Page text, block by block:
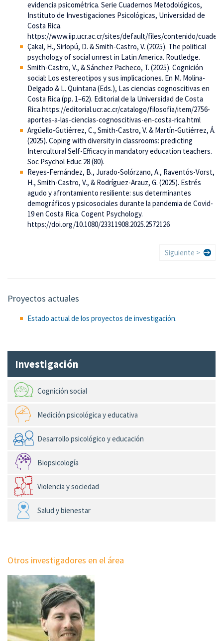
evidencia psicométrica. Serie Cuadernos Metodológicos,
Instituto de Investigaciones Psicológicas, Universidad de
Costa Rica.
https://www.iip.ucr.ac.cr/sites/default/files/contenido/
Çakal, H., Sirlopú, D. & Smith-Castro, V. (2025). The political
psychology of social unrest in Latin America. Routledge.
Smith-Castro, V., & Sánchez Pacheco, T. (2025). Cognición
social: Los estereotipos y sus implicaciones. En M. Molina-
Delgado & L. Quintana (Eds.), Las ciencias cognoscitivas en
Costa Rica (pp. 1–62). Editorial de la Universidad de Costa
Rica.https://editorial.ucr.ac.cr/catalogo/filosofia/item/2756-
aportes-a-las-ciencias-cognoscitivas-en-costa-rica.html
Argüello-Gutiérrez, C., Smith-Castro, V. & Martín-Gutiérrez, Á.
(2025). Coping with diversity in classrooms: predicting
Intercultural Self-Efficacy in mandatory education teachers.
Soc Psychol Educ 28 (80).
Reyes-Fernández, B., Jurado-Solórzano, A., Raventós-Vorst,
H., Smith-Castro, V., & Rodríguez-Arauz, G. (2025). Estrés
agudo y afrontamiento resiliente: sus determinantes
demográficos y psicosociales durante la pandemia de Covid-
19 en Costa Rica. Cogent Psychology.
https://doi.org/10.1080/23311908.2025.2572126
Siguiente
Siguiente >
Proyectos actuales
Estado actual de los proyectos de investigación.
Investigación
Cognición social
Medición psicológica y educativa
Desarrollo psicológico y educación
Biopsicología
Violencia y sociedad
Salud y bienestar
Otros investigadores en el área